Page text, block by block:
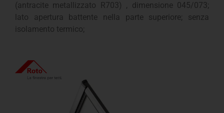
(antracite metallizzato R703) , dimensione 045/073;
lato apertura battente nella parte superiore; senza
isolamento termico;